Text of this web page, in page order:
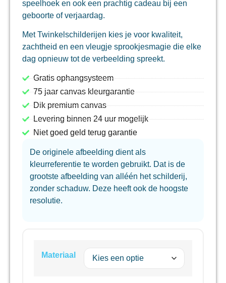
speelhoek en ook een prachtig cadeau bij een
geboorte of verjaardag.
Met Twinkelschilderijen kies je voor kwaliteit,
zachtheid en een vleugje sprookjesmagie die elke
dag opnieuw tot de verbeelding spreekt.
Gratis ophangsysteem
75 jaar canvas kleurgarantie
Dik premium canvas
Levering binnen 24 uur mogelijk
Niet goed geld terug garantie
De originele afbeelding dient als
kleurreferentie te worden gebruikt. Dat is de
grootste afbeelding van alléén het schilderij,
zonder schaduw. Deze heeft ook de hoogste
resolutie.
Materiaal